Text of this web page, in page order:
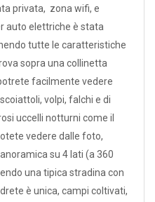
privata, zona wifi, e
auto elettriche è stata
tutte le caratteristiche
sopra una collinetta
facilmente vedere
volpi, falchi e di
uccelli notturni come il
vedere dalle foto,
su 4 lati (a 360
una tipica stradina con
è unica, campi coltivati,